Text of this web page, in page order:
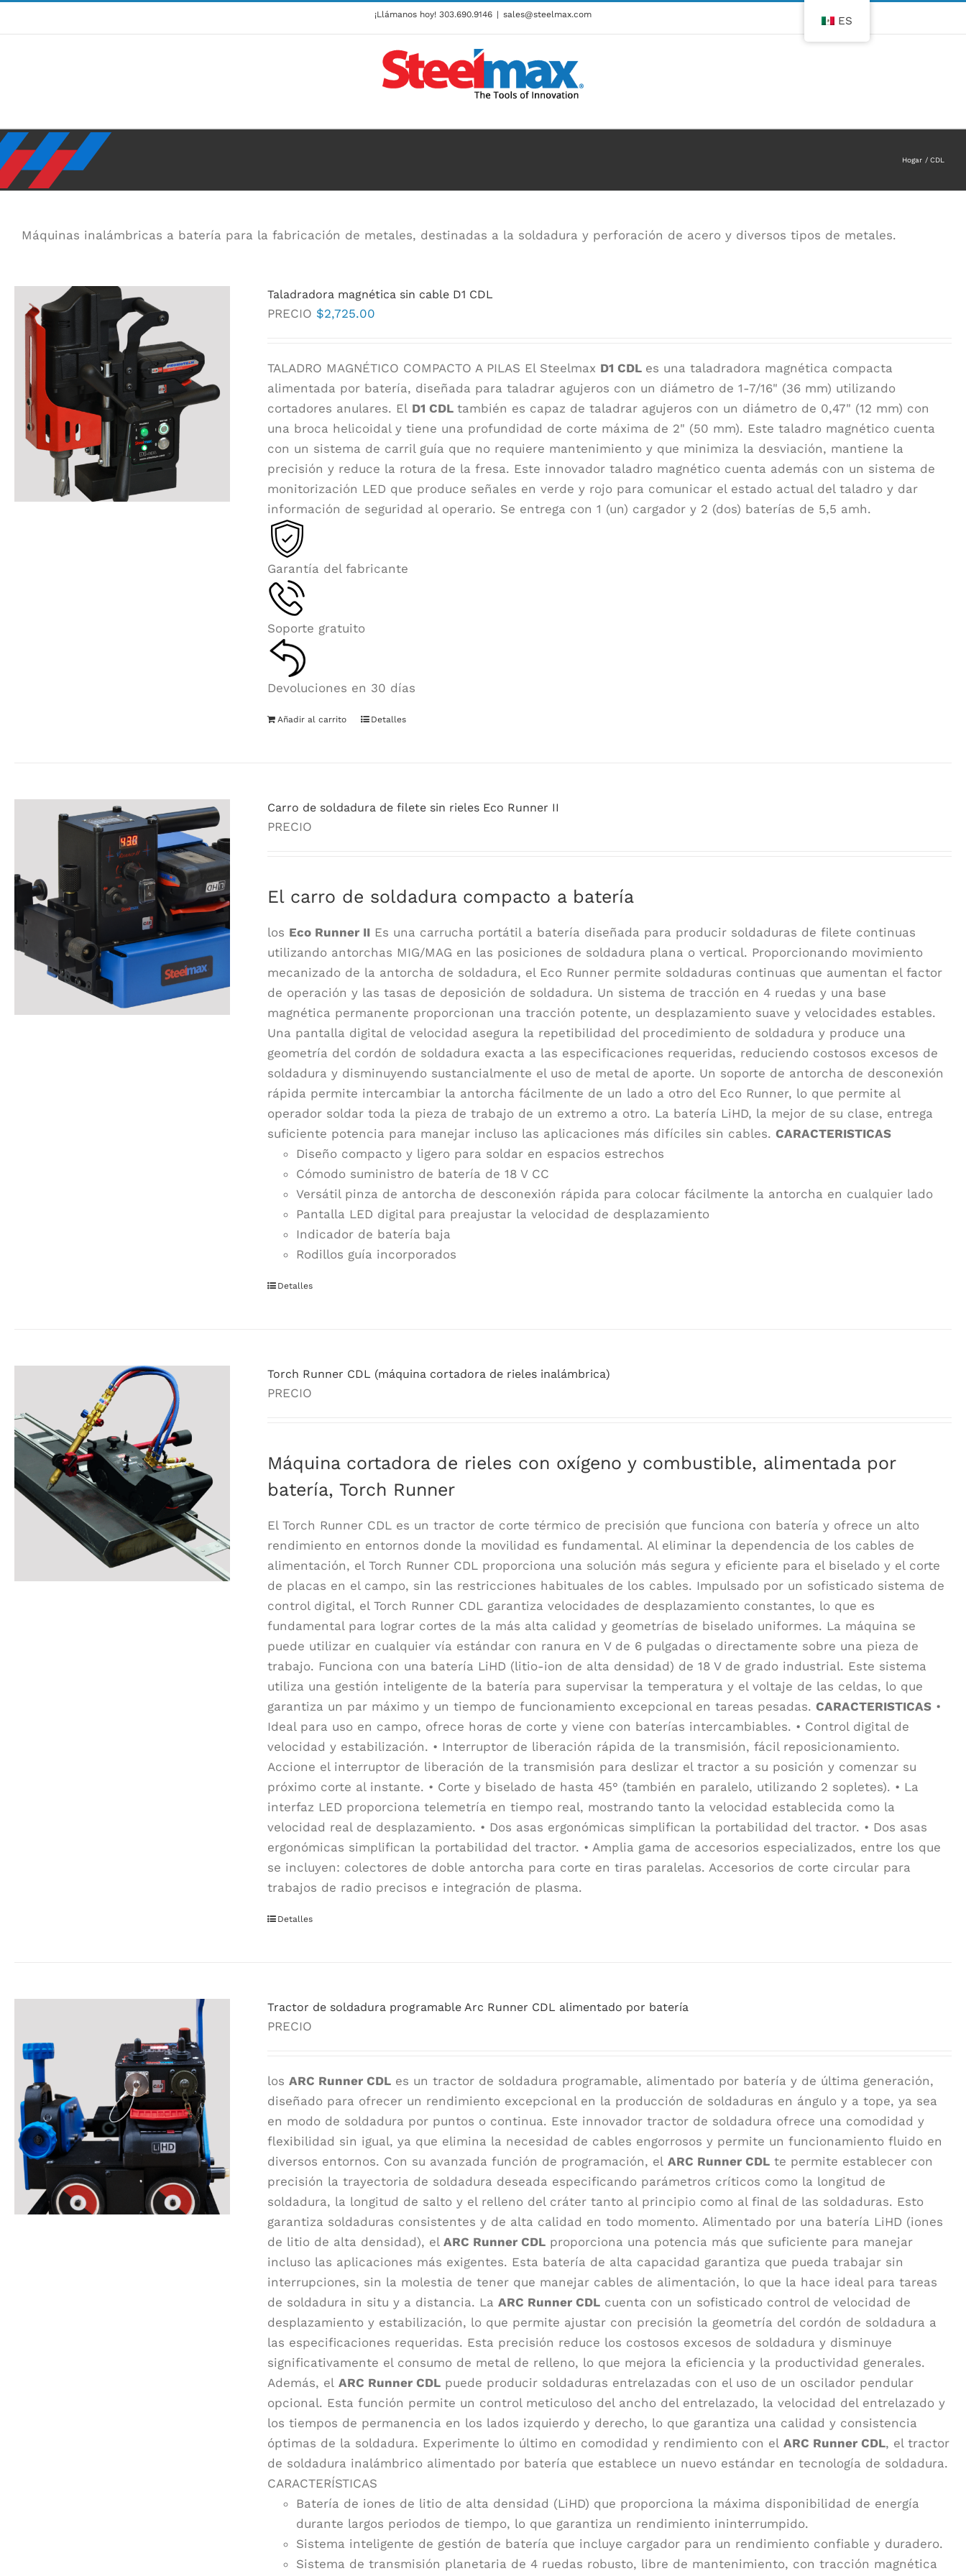
¡Llámanos hoy! 303.690.9146 | sales@steelmax.com
Hogar CDL
Máquinas inalámbricas a batería para la fabricación de metales, destinadas a la soldadura y perforación de acero y diversos tipos de metales.
Taladradora magnética sin cable D1 CDL
PRECIO $2,725.00
TALADRO MAGNÉTICO COMPACTO A PILAS El Steelmax D1 CDL es una taladradora magnética compacta
alimentada por batería, diseñada para taladrar agujeros con un diámetro de 1-7/16" (36 mm) utilizando
cortadores anulares. El D1 CDLtambién es capaz de taladrar agujeros con un diámetro de 0,47" (12 mm) con
una broca helicoidal y tiene una profundidad de corte máxima de 2" (50 mm). Este taladro magnético cuenta
con un sistema de carril guía que no requiere mantenimiento y que minimiza la desviación, mantiene la
precisión y reduce la rotura de la fresa. Este innovador taladro magnético cuenta además con un sistema de
monitorización LED que produce señales en verde y rojo para comunicar el estado actual del taladro y dar
información de seguridad al operario. Se entrega con 1 (un) cargador y 2 (dos) baterías de 5,5 amh.
Garantía del fabricante
Soporte gratuito
Devoluciones en 30 días
Añadir al carrito Detalles
Carro de soldadura de filete sin rieles Eco Runner II
PRECIO
El carro de soldadura compacto a batería
los Eco Runner II Es una carrucha portátil a batería diseñada para producir soldaduras de filete continuas
utilizando antorchas MIG/MAG en las posiciones de soldadura plana o vertical. Proporcionando movimiento
mecanizado de la antorcha de soldadura, el Eco Runner permite soldaduras continuas que aumentan el factor
de operación y las tasas de deposición de soldadura. Un sistema de tracción en 4 ruedas y una base
magnética permanente proporcionan una tracción potente, un desplazamiento suave y velocidades estables.
Una pantalla digital de velocidad asegura la repetibilidad del procedimiento de soldadura y produce una
geometría del cordón de soldadura exacta a las especificaciones requeridas, reduciendo costosos excesos de
soldadura y disminuyendo sustancialmente el uso de metal de aporte. Un soporte de antorcha de desconexión
rápida permite intercambiar la antorcha fácilmente de un lado a otro del Eco Runner, lo que permite al
operador soldar toda la pieza de trabajo de un extremo a otro. La batería LiHD, la mejor de su clase, entrega
suficiente potencia para manejar incluso las aplicaciones más difíciles sin cables.CARACTERISTICAS
Diseño compacto y ligero para soldar en espacios estrechos
Cómodo suministro de batería de 18 V CC
Versátil pinza de antorcha de desconexión rápida para colocar fácilmente la antorcha en cualquier lado
Pantalla LED digital para preajustar la velocidad de desplazamiento
Indicador de batería baja
Rodillos guía incorporados
Detalles
Torch Runner CDL (máquina cortadora de rieles inalámbrica)
PRECIO
Máquina cortadora de rieles con oxígeno y combustible, alimentada por
batería, Torch Runner
El Torch Runner CDL es un tractor de corte térmico de precisión que funciona con batería y ofrece un alto
rendimiento en entornos donde la movilidad es fundamental. Al eliminar la dependencia de los cables de
alimentación, el Torch Runner CDL proporciona una solución más segura y eficiente para el biselado y el corte
de placas en el campo, sin las restricciones habituales de los cables. Impulsado por un sofisticado sistema de
control digital, el Torch Runner CDL garantiza velocidades de desplazamiento constantes, lo que es
fundamental para lograr cortes de la más alta calidad y geometrías de biselado uniformes. La máquina se
puede utilizar en cualquier vía estándar con ranura en V de 6 pulgadas o directamente sobre una pieza de
trabajo. Funciona con una batería LiHD (litio-ion de alta densidad) de 18 V de grado industrial. Este sistema
utiliza una gestión inteligente de la batería para supervisar la temperatura y el voltaje de las celdas, lo que
garantiza un par máximo y un tiempo de funcionamiento excepcional en tareas pesadas.CARACTERISTICAS •
Ideal para uso en campo, ofrece horas de corte y viene con baterías intercambiables. • Control digital de
velocidad y estabilización. • Interruptor de liberación rápida de la transmisión, fácil reposicionamiento.
Accione el interruptor de liberación de la transmisión para deslizar el tractor a su posición y comenzar su
próximo corte al instante. • Corte y biselado de hasta 45° (también en paralelo, utilizando 2 sopletes). • La
interfaz LED proporciona telemetría en tiempo real, mostrando tanto la velocidad establecida como la
velocidad real de desplazamiento. • Dos asas ergonómicas simplifican la portabilidad del tractor. • Dos asas
ergonómicas simplifican la portabilidad del tractor. • Amplia gama de accesorios especializados, entre los que
se incluyen: colectores de doble antorcha para corte en tiras paralelas. Accesorios de corte circular para
trabajos de radio precisos e integración de plasma.
Detalles
Tractor de soldadura programable Arc Runner CDL alimentado por batería
PRECIO
losARC Runner CDL es un tractor de soldadura programable, alimentado por batería y de última generación,
diseñado para ofrecer un rendimiento excepcional en la producción de soldaduras en ángulo y a tope, ya sea
en modo de soldadura por puntos o continua. Este innovador tractor de soldadura ofrece una comodidad y
flexibilidad sin igual, ya que elimina la necesidad de cables engorrosos y permite un funcionamiento fluido en
diversos entornos. Con su avanzada función de programación, elARC Runner CDL te permite establecer con
precisión la trayectoria de soldadura deseada especificando parámetros críticos como la longitud de
soldadura, la longitud de salto y el relleno del cráter tanto al principio como al final de las soldaduras. Esto
garantiza soldaduras consistentes y de alta calidad en todo momento. Alimentado por una batería LiHD (iones
de litio de alta densidad), elARC Runner CDL proporciona una potencia más que suficiente para manejar
incluso las aplicaciones más exigentes. Esta batería de alta capacidad garantiza que pueda trabajar sin
interrupciones, sin la molestia de tener que manejar cables de alimentación, lo que la hace ideal para tareas
de soldadura in situ y a distancia. LaARC Runner CDL cuenta con un sofisticado control de velocidad de
desplazamiento y estabilización, lo que permite ajustar con precisión la geometría del cordón de soldadura a
las especificaciones requeridas. Esta precisión reduce los costosos excesos de soldadura y disminuye
significativamente el consumo de metal de relleno, lo que mejora la eficiencia y la productividad generales.
Además, elARC Runner CDL puede producir soldaduras entrelazadas con el uso de un oscilador pendular
opcional. Esta función permite un control meticuloso del ancho del entrelazado, la velocidad del entrelazado y
los tiempos de permanencia en los lados izquierdo y derecho, lo que garantiza una calidad y consistencia
óptimas de la soldadura. Experimente lo último en comodidad y rendimiento con elARC Runner CDL, el tractor
de soldadura inalámbrico alimentado por batería que establece un nuevo estándar en tecnología de soldadura.
CARACTERÍSTICAS
Batería de iones de litio de alta densidad (LiHD) que proporciona la máxima disponibilidad de energía
durante largos periodos de tiempo, lo que garantiza un rendimiento ininterrumpido.
Sistema inteligente de gestión de batería que incluye cargador para un rendimiento confiable y duradero.
Sistema de transmisión planetaria de 4 ruedas robusto, libre de mantenimiento, con tracción magnética
ES